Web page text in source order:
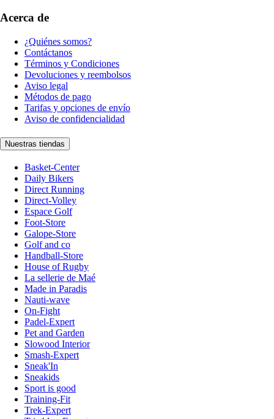
Acerca de
¿Quiénes somos?
Contáctanos
Términos y Condiciones
Devoluciones y reembolsos
Aviso legal
Métodos de pago
Tarifas y opciones de envío
Aviso de confidencialidad
Nuestras tiendas
Basket-Center
Daily Bikers
Direct Running
Direct-Volley
Espace Golf
Foot-Store
Galope-Store
Golf and co
Handball-Store
House of Rugby
La sellerie de Maé
Made in Paradis
Nauti-wave
On-Fight
Padel-Expert
Pet and Garden
Slowood Interior
Smash-Expert
Sneak'In
Sneakids
Sport is good
Training-Fit
Trek-Expert